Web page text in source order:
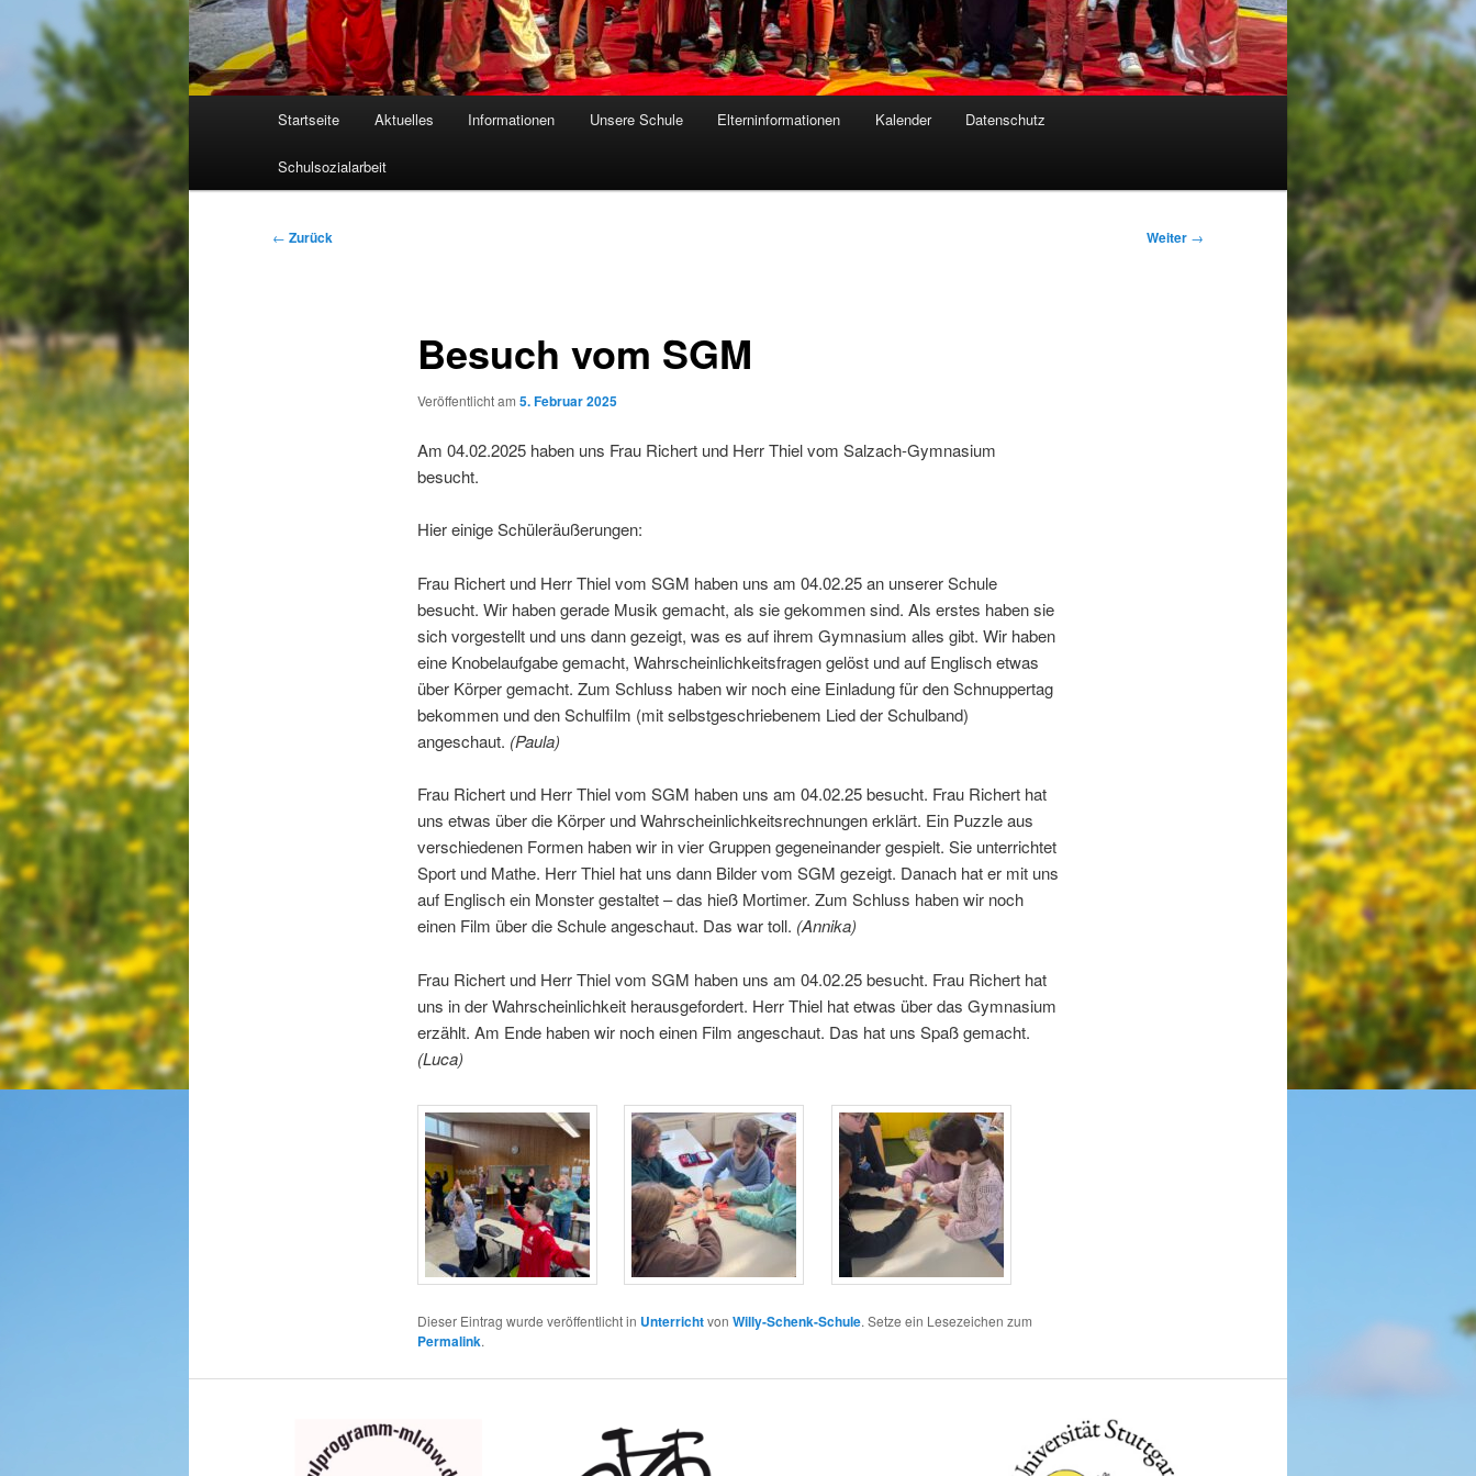
Startseite Aktuelles Informationen Unsere Schule Elterninformationen Kalender Datenschutz
Schulsozialarbeit
Beitragsnavigation
← Zurück Weiter →
Besuch vom SGM
Veröffentlicht am 5. Februar 2025
Am 04.02.2025 haben uns Frau Richert und Herr Thiel vom Salzach-Gymnasium
besucht.
Hier einige Schüleräußerungen:
Frau Richert und Herr Thiel vom SGM haben uns am 04.02.25 an unserer Schule
besucht. Wir haben gerade Musik gemacht, als sie gekommen sind. Als erstes haben sie
sich vorgestellt und uns dann gezeigt, was es auf ihrem Gymnasium alles gibt. Wir haben
eine Knobelaufgabe gemacht, Wahrscheinlichkeitsfragen gelöst und auf Englisch etwas
über Körper gemacht. Zum Schluss haben wir noch eine Einladung für den Schnuppertag
bekommen und den Schulfilm (mit selbstgeschriebenem Lied der Schulband)
angeschaut. (Paula)
Frau Richert und Herr Thiel vom SGM haben uns am 04.02.25 besucht. Frau Richert hat
uns etwas über die Körper und Wahrscheinlichkeitsrechnungen erklärt. Ein Puzzle aus
verschiedenen Formen haben wir in vier Gruppen gegeneinander gespielt. Sie unterrichtet
Sport und Mathe. Herr Thiel hat uns dann Bilder vom SGM gezeigt. Danach hat er mit uns
auf Englisch ein Monster gestaltet – das hieß Mortimer. Zum Schluss haben wir noch
einen Film über die Schule angeschaut. Das war toll. (Annika)
Frau Richert und Herr Thiel vom SGM haben uns am 04.02.25 besucht. Frau Richert hat
uns in der Wahrscheinlichkeit herausgefordert. Herr Thiel hat etwas über das Gymnasium
erzählt. Am Ende haben wir noch einen Film angeschaut. Das hat uns Spaß gemacht.
(Luca)
Dieser Eintrag wurde veröffentlicht in Unterrichtvon Willy-Schenk-Schule. Setze ein Lesezeichen zum
Permalink.